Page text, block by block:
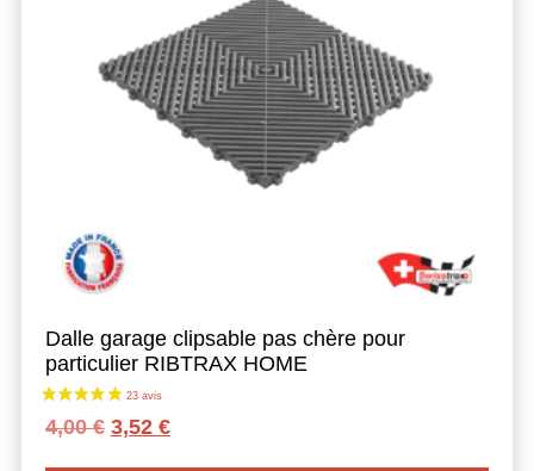
Dalle garage clipsable pas chère pour
particulier RIBTRAX HOME
4,00€ Le
3,52 €Le